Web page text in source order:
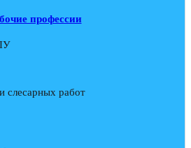
профессии
слесарных работ